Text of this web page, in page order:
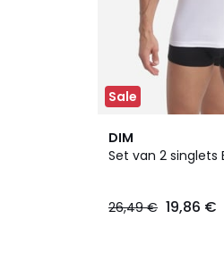
Sale
DIM
Set van 2 singlets
26,49 € 19,86 €
5
/